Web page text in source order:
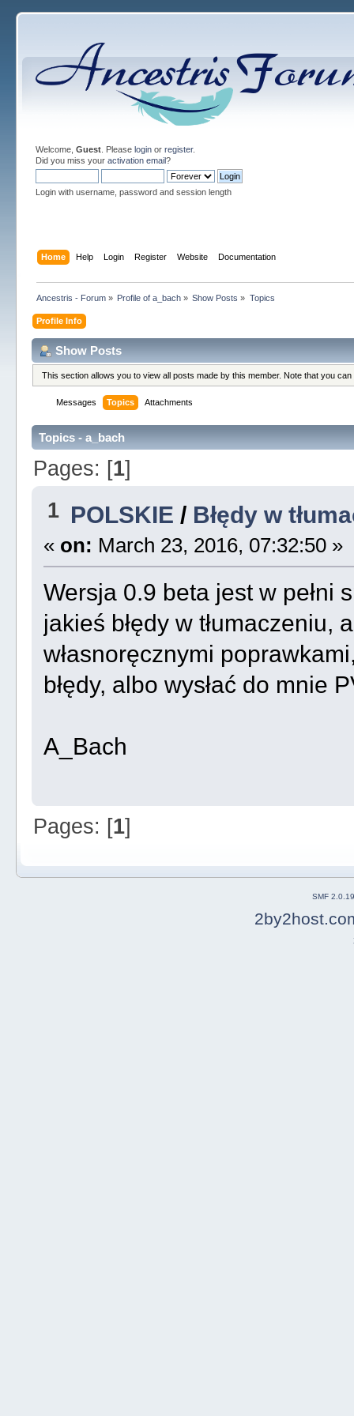
Welcome, Guest. Please loginor register.
Did you miss your activation email?
Login with username, password and session length
Home Help Login Register Website Documentation
Ancestris - Forum» Profile of a_bach » Show Posts » Topics
Profile Info
Show Posts
This section allows you to view all posts made by this member. Note that you
Messages Topics Attachments
Topics - a_bach
Pages: [1]
1 POLSKIE / Błędy w
« on: March 23, 2016, 07:32:50 »
Wersja 0.9 beta jest w pełni
jakieś błędy w tłumaczeniu,
własnoręcznymi
błędy, albo wysłać do mnie
A_Bach
Pages: [1]
SMF 2.0.19